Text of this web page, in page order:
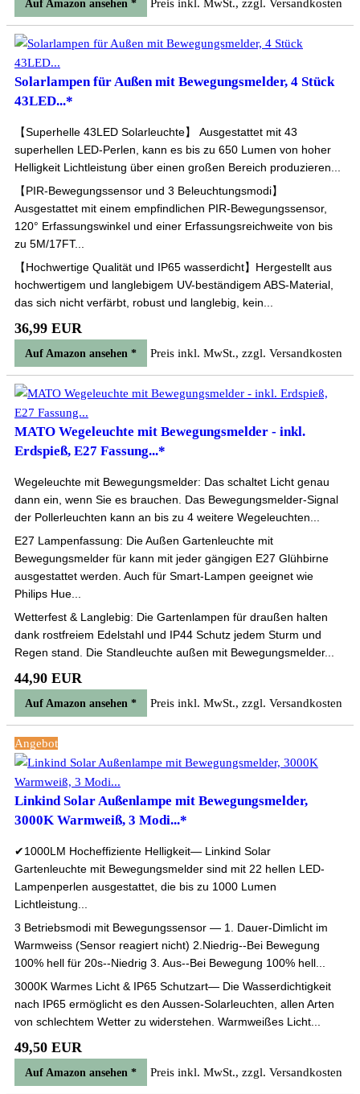
Auf Amazon ansehen * Preis inkl. MwSt., zzgl. Versandkosten
Solarlampen für Außen mit Bewegungsmelder, 4 Stück
43LED...*
【Superhelle 43LED Solarleuchte】 Ausgestattet mit 43
superhellen LED-Perlen, kann es bis zu 650 Lumen von hoher
Helligkeit Lichtleistung über einen großen Bereich produzieren...
【PIR-Bewegungssensor und 3 Beleuchtungsmodi】
Ausgestattet mit einem empfindlichen PIR-Bewegungssensor,
120° Erfassungswinkel und einer Erfassungsreichweite von bis
zu 5M/17FT...
【Hochwertige Qualität und IP65 wasserdicht】Hergestellt aus
hochwertigem und langlebigem UV-beständigem ABS-Material,
das sich nicht verfärbt, robust und langlebig, kein...
36,99 EUR
Auf Amazon ansehen * Preis inkl. MwSt., zzgl. Versandkosten
MATO Wegeleuchte mit Bewegungsmelder - inkl.
Erdspieß, E27 Fassung...*
Wegeleuchte mit Bewegungsmelder: Das schaltet Licht genau
dann ein, wenn Sie es brauchen. Das Bewegungsmelder-Signal
der Pollerleuchten kann an bis zu 4 weitere Wegeleuchten...
E27 Lampenfassung: Die Außen Gartenleuchte mit
Bewegungsmelder für kann mit jeder gängigen E27 Glühbirne
ausgestattet werden. Auch für Smart-Lampen geeignet wie
Philips Hue...
Wetterfest & Langlebig: Die Gartenlampen für draußen halten
dank rostfreiem Edelstahl und IP44 Schutz jedem Sturm und
Regen stand. Die Standleuchte außen mit Bewegungsmelder...
44,90 EUR
Auf Amazon ansehen * Preis inkl. MwSt., zzgl. Versandkosten
Angebot
Linkind Solar Außenlampe mit Bewegungsmelder,
3000K Warmweiß, 3 Modi...*
✔1000LM Hocheffiziente Helligkeit— Linkind Solar
Gartenleuchte mit Bewegungsmelder sind mit 22 hellen LED-
Lampenperlen ausgestattet, die bis zu 1000 Lumen
Lichtleistung...
3 Betriebsmodi mit Bewegungssensor — 1. Dauer-Dimlicht im
Warmweiss (Sensor reagiert nicht) 2.Niedrig--Bei Bewegung
100% hell für 20s--Niedrig 3. Aus--Bei Bewegung 100% hell...
3000K Warmes Licht & IP65 Schutzart— Die Wasserdichtigkeit
nach IP65 ermöglicht es den Aussen-Solarleuchten, allen Arten
von schlechtem Wetter zu widerstehen. Warmweißes Licht...
49,50 EUR
Auf Amazon ansehen * Preis inkl. MwSt., zzgl. Versandkosten